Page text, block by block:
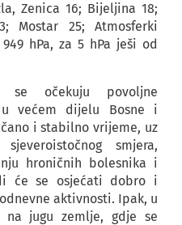
Zenica 16; Bijeljina 18;
Mostar 25; Atmosferki
hPa, za 5 hPa ješi od
očekuju povoljne
većem dijelu Bosne i
i stabilno vrijeme, uz
smjera,
hroničnih bolesnika i
će se osjećati dobro i
aktivnosti. Ipak, u
na jugu zemlje, gdje se